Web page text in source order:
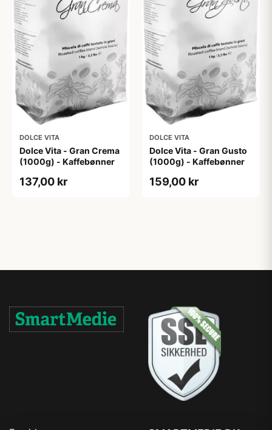
DOLCE VITA
Dolce Vita - Gran Crema
(1000g) - Kaffebønner
137,00 kr
DOLCE VITA
Dolce Vita - Gran Gusto
(1000g) - Kaffebønner
159,00 kr